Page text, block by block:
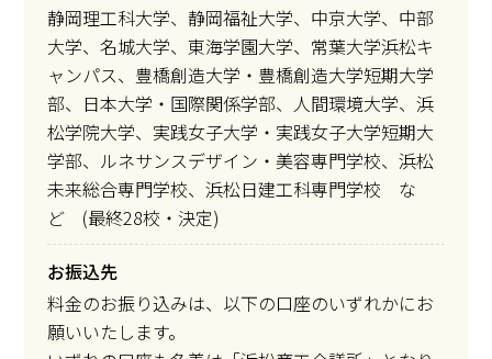
静岡理工科大学、静岡福祉大学、中京大学、中部
大学、名城大学、東海学園大学、常葉大学浜松キ
ャンパス、豊橋創造大学・豊橋創造大学短期大学
部、日本大学・国際関係学部、人間環境大学、浜
松学院大学、実践女子大学・実践女子大学短期大
学部、ルネサンスデザイン・美容専門学校、浜松
未来総合専門学校、浜松日建工科専門学校 な
ど (最終28校・決定)
お振込先
料金のお振り込みは、以下の口座のいずれかにお
願いいたします。